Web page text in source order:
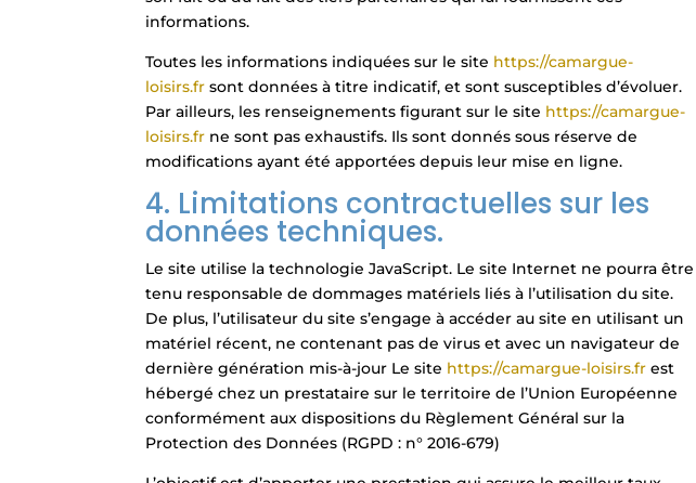
informations.
Toutes les informations indiquées sur le site https://camargue-
loisirs.fr sont données à titre indicatif, et sont susceptibles d’évoluer.
Par ailleurs, les renseignements figurant sur le site https://camargue-
loisirs.fr ne sont pas exhaustifs. Ils sont donnés sous réserve de
modifications ayant été apportées depuis leur mise en ligne.
4. Limitations contractuelles sur les
données techniques.
Le site utilise la technologie JavaScript. Le site Internet ne pourra être
tenu responsable de dommages matériels liés à l’utilisation du site.
De plus, l’utilisateur du site s’engage à accéder au site en utilisant un
matériel récent, ne contenant pas de virus et avec un navigateur de
dernière génération mis-à-jour Le site https://camargue-loisirs.fr est
hébergé chez un prestataire sur le territoire de l’Union Européenne
conformément aux dispositions du Règlement Général sur la
Protection des Données (RGPD : n° 2016-679)